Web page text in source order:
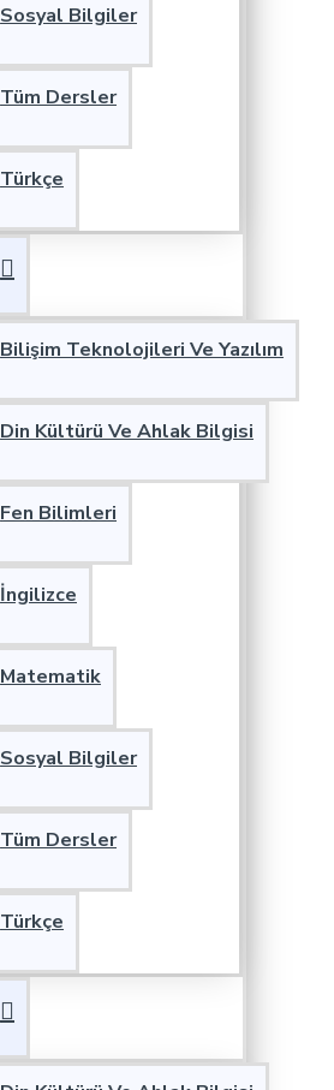
Sosyal Bilgiler
Tüm Dersler
Türkçe
Bilişim Teknolojileri Ve Yazılım
Din Kültürü Ve Ahlak Bilgisi
Fen Bilimleri
İngilizce
Matematik
Sosyal Bilgiler
Tüm Dersler
Türkçe